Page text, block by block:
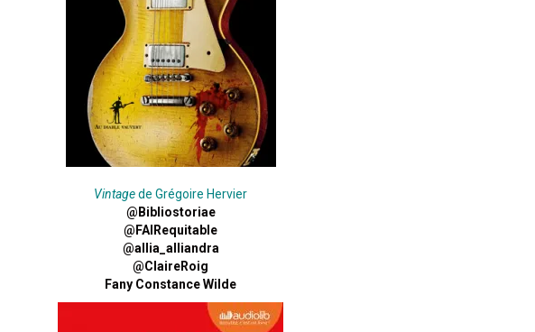
Vintagede Grégoire Hervier
@Bibliostoriae
@FAIRequitable
@allia_alliandra
@ClaireRoig
Fany Constance Wilde